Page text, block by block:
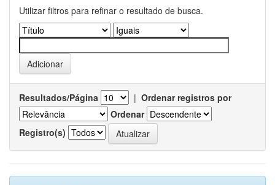
Utilizar filtros para refinar o resultado de busca.
Resultados/Página | Ordenar registros por
Ordenar
Registro(s)